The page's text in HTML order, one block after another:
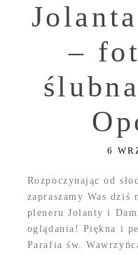
–
6
Rozpoczynając od
zapraszamy Was
pleneru Jolanty i
oglądania! Piękna i
Parafia św.